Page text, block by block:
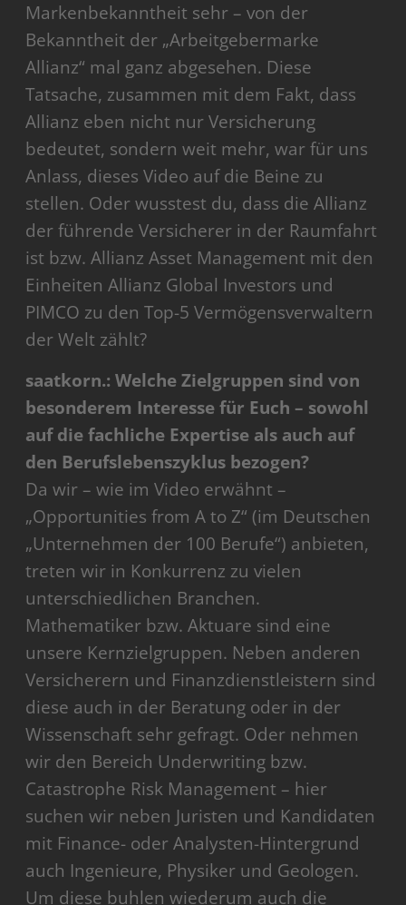
Markenbekanntheit sehr – von der
Bekanntheit der „Arbeitgebermarke
Allianz“ mal ganz abgesehen. Diese
Tatsache, zusammen mit dem Fakt, dass
Allianz eben nicht nur Versicherung
bedeutet, sondern weit mehr, war für uns
Anlass, dieses Video auf die Beine zu
stellen. Oder wusstest du, dass die Allianz
der führende Versicherer in der Raumfahrt
ist bzw. Allianz Asset Management mit den
Einheiten Allianz Global Investors und
PIMCO zu den Top-5 Vermögensverwaltern
der Welt zählt?
saatkorn.: Welche Zielgruppen sind von
besonderem Interesse für Euch – sowohl
auf die fachliche Expertise als auch auf
den Berufslebenszyklus bezogen?
Da wir – wie im Video erwähnt –
„Opportunities from A to Z“ (im Deutschen
„Unternehmen der 100 Berufe“) anbieten,
treten wir in Konkurrenz zu vielen
unterschiedlichen Branchen.
Mathematiker bzw. Aktuare sind eine
unsere Kernzielgruppen. Neben anderen
Versicherern und Finanzdienstleistern sind
diese auch in der Beratung oder in der
Wissenschaft sehr gefragt. Oder nehmen
wir den Bereich Underwriting bzw.
Catastrophe Risk Management – hier
suchen wir neben Juristen und Kandidaten
mit Finance- oder Analysten-Hintergrund
auch Ingenieure, Physiker und Geologen.
Um diese buhlen wiederum auch die